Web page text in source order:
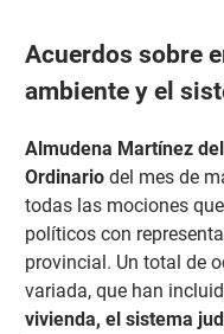
Acuerdos sobre
ambiente y el
Almudena Martínez
Ordinariodel mes de
todas las mociones
políticos con
provincial. Un total de
variada, que han
vivienda, el sistema